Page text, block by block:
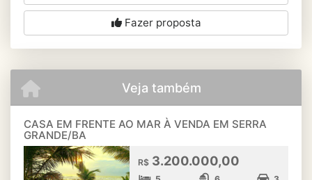
Fazer proposta
Veja também
CASA EM FRENTE AO MAR À VENDA EM SERRA
GRANDE/BA
R$ 3.200.000,00